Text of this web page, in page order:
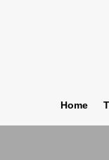
Home